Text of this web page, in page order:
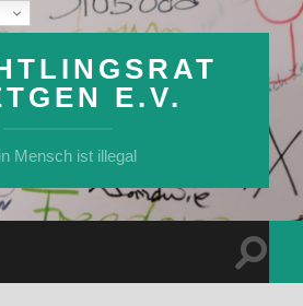
E.V.
Mensch ist illegal